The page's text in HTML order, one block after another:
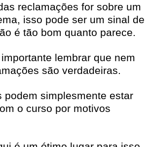
reclamações for sobre um
isso pode ser um sinal de
é tão bom quanto parece.
lembrar que nem
são verdadeiras.
podem simplesmente estar
o curso por motivos